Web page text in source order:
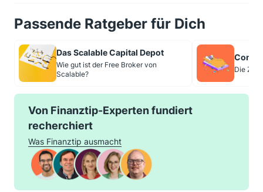
Passende Ratgeber für Dich
Das Scalable Capital Depot
Wie gut ist der Free Broker von
Scalable?
Die
Von Finanztip-Experten fundiert
recherchiert
Was Finanztip ausmacht